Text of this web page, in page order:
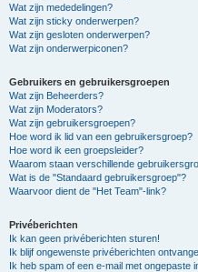
Wat zijn mededelingen?
Wat zijn sticky onderwerpen?
Wat zijn gesloten onderwerpen?
Wat zijn onderwerpiconen?
Gebruikers en gebruikersgroepen
Wat zijn Beheerders?
Wat zijn Moderators?
Wat zijn gebruikersgroepen?
Hoe word ik lid van een gebruikersgroep?
Hoe word ik een groepsleider?
Waarom staan verschillende
Wat is de "Standaard gebruikersgroep"?
Waarvoor dient de "Het Team"-link?
Privéberichten
Ik kan geen privéberichten sturen!
Ik blijf ongewenste privéberichten
Ik heb spam of een e-mail met ongepaste